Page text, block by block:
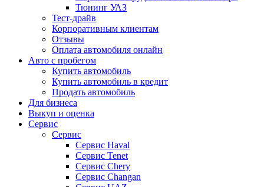
Тюнинг УАЗ
Тест-драйв
Корпоративным клиентам
Отзывы
Оплата автомобиля онлайн
Авто с пробегом
Купить автомобиль
Купить автомобиль в кредит
Продать автомобиль
Для бизнеса
Выкуп и оценка
Сервис
Сервис
Сервис Haval
Сервис Tenet
Сервис Chery
Сервис Changan